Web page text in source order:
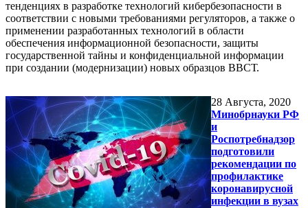
тенденциях в разработке технологий кибербезопасности в
соответствии с новыми требованиями регуляторов, а также о
применении разработанных технологий в области
обеспечения информационной безопасности, защиты
государственной тайны и конфиденциальной информации
при создании (модернизации) новых образцов ВВСТ.
28 Августа, 2020
Минобрнауки РФ
и
Роспотребнадзор
подготовили
рекомендации по
профилактике
коронавирусной
инфекции в вузах